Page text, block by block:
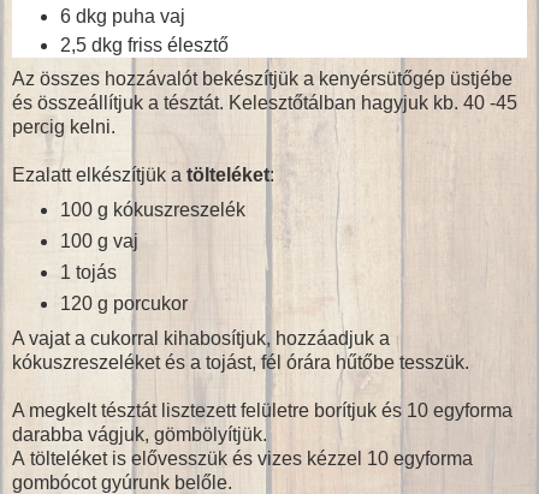
6 dkg puha vaj
2,5 dkg friss élesztő
Az összes hozzávalót bekészítjük a kenyérsütőgép üstjébe
és összeállítjuk a tésztát. Kelesztőtálban hagyjuk kb. 40 -45
percig kelni.
Ezalatt elkészítjük a tölteléket:
100 g kókuszreszelék
100 g vaj
1 tojás
120 g porcukor
A vajat a cukorral kihabosítjuk, hozzáadjuk a
kókuszreszeléket és a tojást, fél órára hűtőbe tesszük.
A megkelt tésztát lisztezett felületre borítjuk és 10 egyforma
darabba vágjuk, gömbölyítjük.
A tölteléket is elővesszük és vizes kézzel 10 egyforma
gombócot gyúrunk belőle.